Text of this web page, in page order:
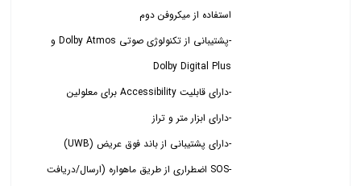
استفاده از میکروفن دوم
-پشتیبانی از تکنولوژی صوتی Dolby Atmos و
Dolby Digital Plus
-دارای قابلیت Accessibility برای معلولین
-دارای ابزار متر و تراز
-دارای پشتیبانی از باند فوق عریض (UWB)
-SOS اضطراری از طریق ماهواره (ارسال/دریافت